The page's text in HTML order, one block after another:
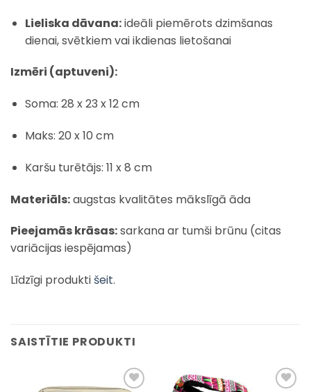
Lieliska dāvana:ideāli piemērots dzimšanas
dienai, svētkiem vai ikdienas lietošanai
Izmēri (aptuveni):
Soma: 28 x 23 x 12 cm
Maks: 20 x 10 cm
Karšu turētājs: 11 x 8 cm
Materiāls:augstas kvalitātes mākslīgā āda
Pieejamās krāsas:sarkana ar tumši brūnu (citas
variācijas iespējamas)
Līdzīgi produkti šeit.
SAISTĪTIE PRODUKTI